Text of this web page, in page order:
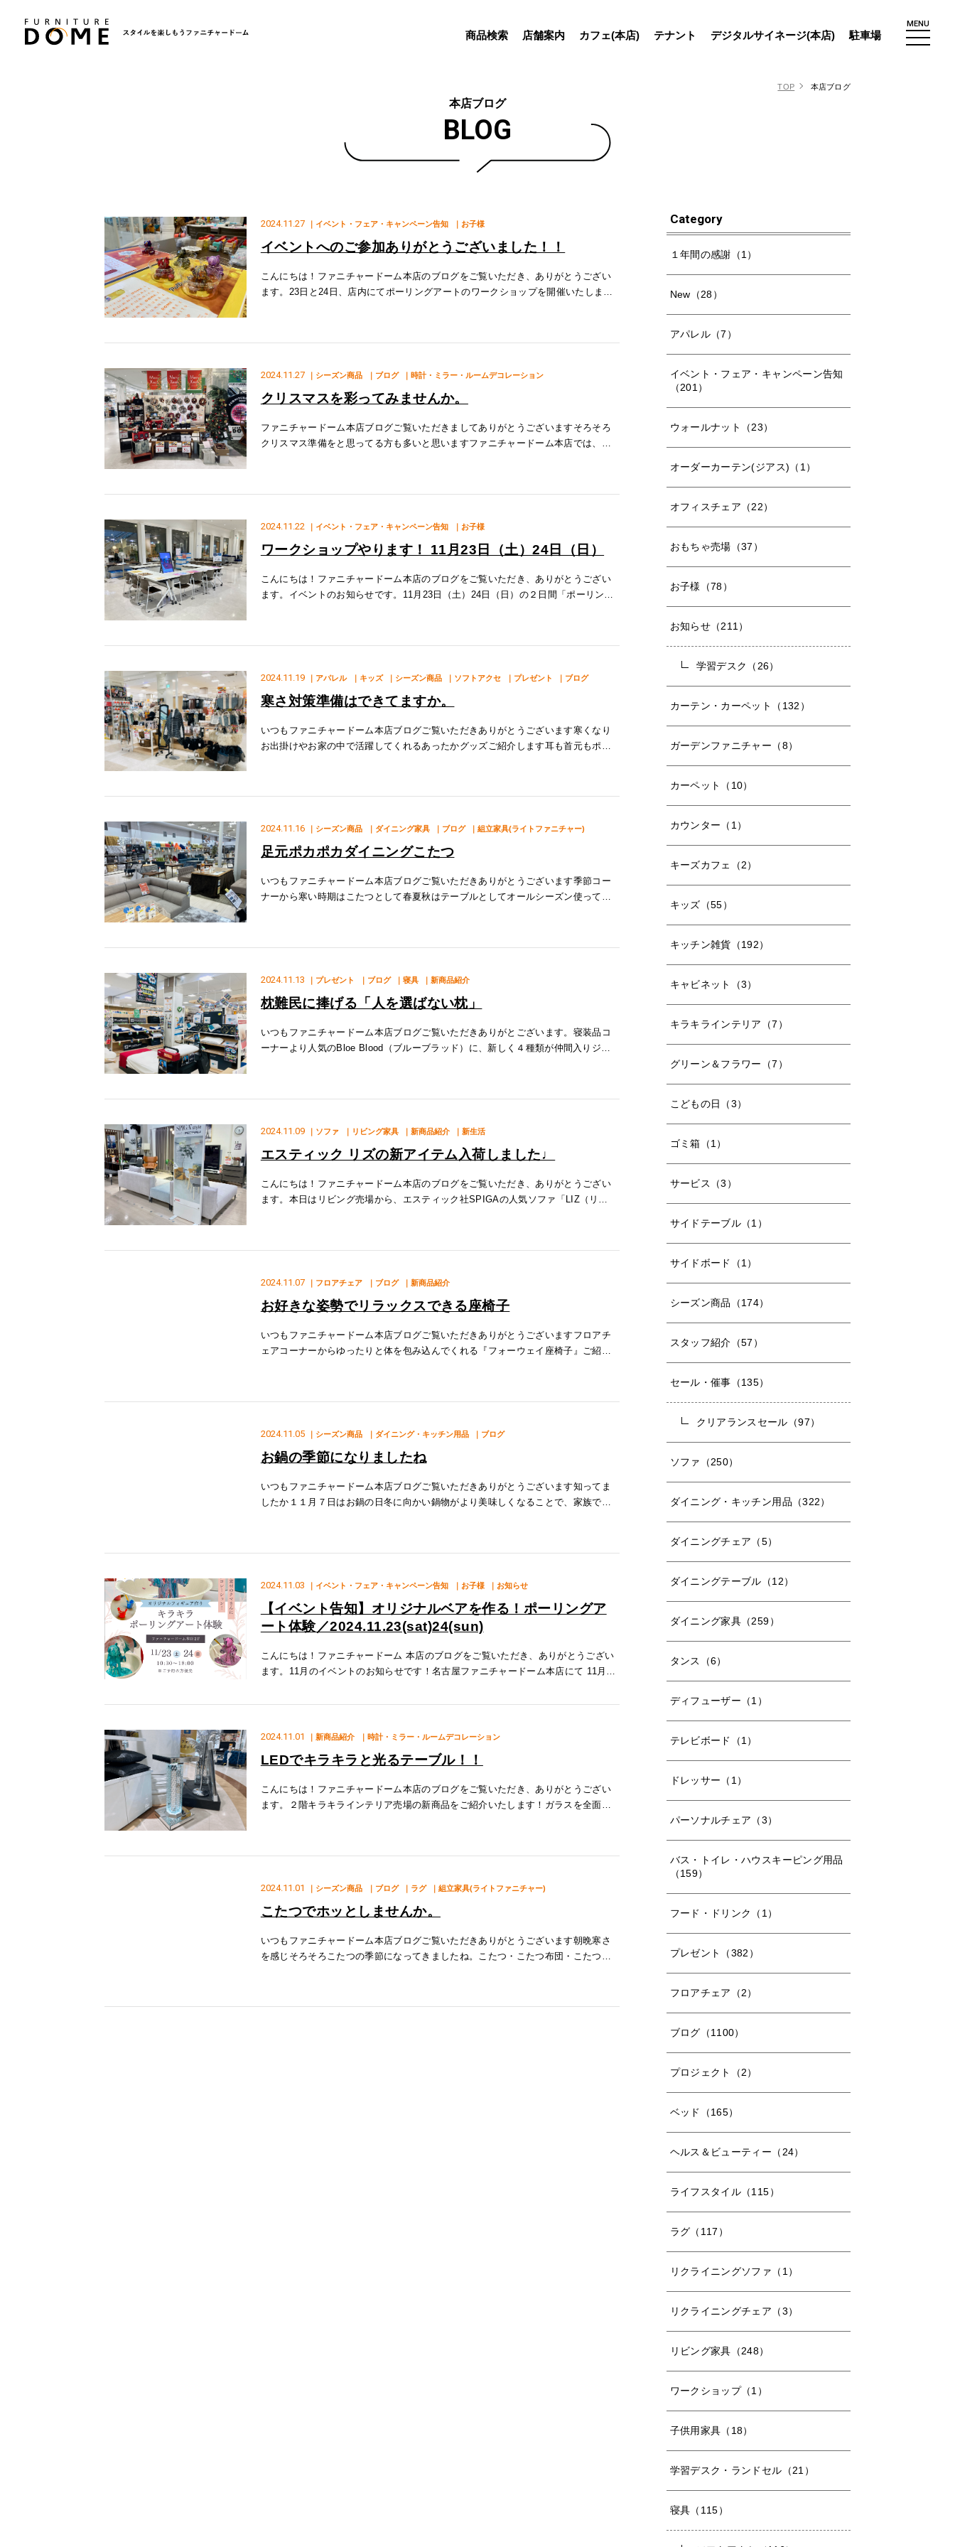
商品検索 店舗案内 カフェ(本店) テナント デジタルサイネージ(本店) 駐車場
MENU
TOP 本店ブログ
本店ブログ
BLOG
2024.11.27 ｜イベント・フェア・キャンペーン告知 ｜お子様
イベントへのご参加ありがとうございました！！
こんにちは！ファニチャードーム本店のブログをご覧いただき、ありがとうござい
ます。23日と24日、店内にてポーリングアートのワークショップを開催いたしまし
2024.11.27 ｜シーズン商品 ｜ブログ ｜時計・ミラー・ルームデコレーション
クリスマスを彩ってみませんか。
ファニチャードーム本店ブログご覧いただきましてありがとうございますそろそろ
クリスマス準備をと思ってる方も多いと思いますファニチャードーム本店では、ク
2024.11.22 ｜イベント・フェア・キャンペーン告知 ｜お子様
ワークショップやります！ 11月23日（土）24日（日）
こんにちは！ファニチャードーム本店のブログをご覧いただき、ありがとうござい
ます。イベントのお知らせです。11月23日（土）24日（日）の２日間「ポーリング
2024.11.19 ｜アパレル ｜キッズ ｜シーズン商品 ｜ソフトアクセ ｜プレゼント ｜ブログ
寒さ対策準備はできてますか。
いつもファニチャードーム本店ブログご覧いただきありがとうございます寒くなり
お出掛けやお家の中で活躍してくれるあったかグッズご紹介します耳も首元もポカ
2024.11.16 ｜シーズン商品 ｜ダイニング家具 ｜ブログ ｜組立家具(ライトファニチャー)
足元ポカポカダイニングこたつ
いつもファニチャードーム本店ブログご覧いただきありがとうございます季節コー
ナーから寒い時期はこたつとして春夏秋はテーブルとしてオールシーズン使ってい
2024.11.13 ｜プレゼント ｜ブログ ｜寝具 ｜新商品紹介
枕難民に捧げる「人を選ばない枕」
いつもファニチャードーム本店ブログご覧いただきありがとございます。寝装品コ
ーナーより人気のBloe Blood（ブルーブラッド）に、新しく４種類が仲間入りジェ
2024.11.09 ｜ソファ ｜リビング家具 ｜新商品紹介 ｜新生活
エスティック リズの新アイテム入荷しました♩
こんにちは！ファニチャードーム本店のブログをご覧いただき、ありがとうござい
ます。本日はリビング売場から、エスティック社SPIGAの人気ソファ「LIZ（リ
2024.11.07 ｜フロアチェア ｜ブログ ｜新商品紹介
お好きな姿勢でリラックスできる座椅子
いつもファニチャードーム本店ブログご覧いただきありがとうございますフロアチ
ェアコーナーからゆったりと体を包み込んでくれる『フォーウェイ座椅子』ご紹
2024.11.05 ｜シーズン商品 ｜ダイニング・キッチン用品 ｜ブログ
お鍋の季節になりましたね
いつもファニチャードーム本店ブログご覧いただきありがとうございます知ってま
したか１１月７日はお鍋の日冬に向かい鍋物がより美味しくなることで、家族で鍋
2024.11.03 ｜イベント・フェア・キャンペーン告知 ｜お子様 ｜お知らせ
【イベント告知】オリジナルベアを作る！ポーリングア
ート体験／2024.11.23(sat)24(sun)
こんにちは！ファニチャードーム 本店のブログをご覧いただき、ありがとうござい
ます。11月のイベントのお知らせです！名古屋ファニチャードーム本店にて 11月23
トとは
2024.11.01 ｜新商品紹介 ｜時計・ミラー・ルームデコレーション
LEDでキラキラと光るテーブル！！
こんにちは！ファニチャードーム本店のブログをご覧いただき、ありがとうござい
ます。２階キラキラインテリア売場の新商品をご紹介いたします！ガラスを全面に
2024.11.01 ｜シーズン商品 ｜ブログ ｜ラグ ｜組立家具(ライトファニチャー)
こたつでホッとしませんか。
いつもファニチャードーム本店ブログご覧いただきありがとうございます朝晩寒さ
を感じそろそろこたつの季節になってきましたね。こたつ・こたつ布団・こたつの
Category
１年間の感謝（1）
New（28）
アパレル（7）
イベント・フェア・キャンペーン告知
（201）
ウォールナット（23）
オーダーカーテン(ジアス)（1）
オフィスチェア（22）
おもちゃ売場（37）
お子様（78）
お知らせ（211）
学習デスク（26）
カーテン・カーペット（132）
ガーデンファニチャー（8）
カーペット（10）
カウンター（1）
キーズカフェ（2）
キッズ（55）
キッチン雑貨（192）
キャビネット（3）
キラキラインテリア（7）
グリーン＆フラワー（7）
こどもの日（3）
ゴミ箱（1）
サービス（3）
サイドテーブル（1）
サイドボード（1）
シーズン商品（174）
スタッフ紹介（57）
セール・催事（135）
クリアランスセール（97）
ソファ（250）
ダイニング・キッチン用品（322）
ダイニングチェア（5）
ダイニングテーブル（12）
ダイニング家具（259）
タンス（6）
ディフューザー（1）
テレビボード（1）
ドレッサー（1）
パーソナルチェア（3）
バス・トイレ・ハウスキーピング用品
（159）
フード・ドリンク（1）
プレゼント（382）
フロアチェア（2）
ブログ（1100）
プロジェクト（2）
ベッド（165）
ヘルス＆ビューティー（24）
ライフスタイル（115）
ラグ（117）
リクライニングソファ（1）
リクライニングチェア（3）
リビング家具（248）
ワークショップ（1）
子供用家具（18）
学習デスク・ランドセル（21）
寝具（115）